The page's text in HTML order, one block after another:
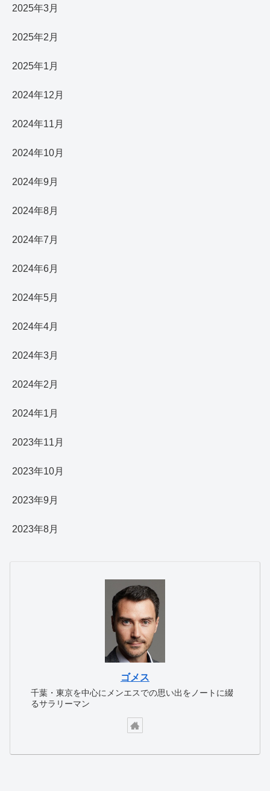
2025年3月
2025年2月
2025年1月
2024年12月
2024年11月
2024年10月
2024年9月
2024年8月
2024年7月
2024年6月
2024年5月
2024年4月
2024年3月
2024年2月
2024年1月
2023年11月
2023年10月
2023年9月
2023年8月
ゴメス
千葉・東京を中心にメンエスでの思い出をノートに綴
るサラリーマン